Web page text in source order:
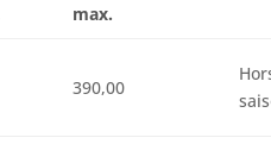
max.
390,00